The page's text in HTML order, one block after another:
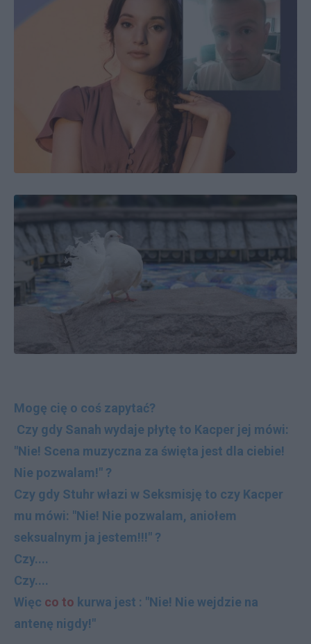
Mogę cię o coś zapytać?
Czy gdy Sanah wydaje płytę to Kacper jej mówi:
"Nie! Scena muzyczna za święta jest dla ciebie!
Nie pozwalam!" ?
Czy gdy Stuhr włazi w Seksmisję to czy Kacper
mu mówi: "Nie! Nie pozwalam, aniołem
seksualnym ja jestem!!!" ?
Czy....
Czy....
Więc co to kurwa jest : "Nie! Nie wejdzie na
antenę nigdy!"